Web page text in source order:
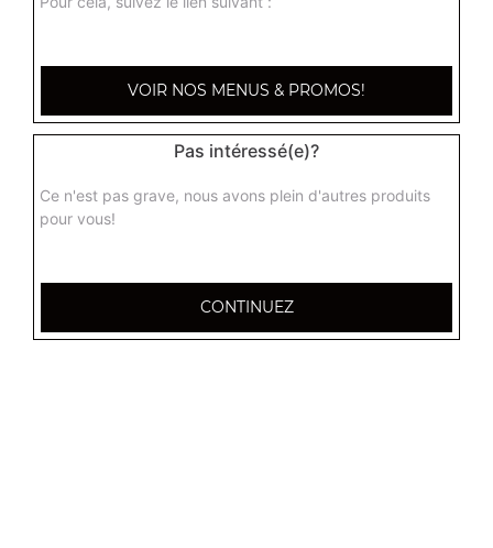
VOIR NOS MENUS & PROMOS!
Pas intéressé(e)?
Ce n'est pas grave, nous avons plein d'autres produits
pour vous!
CONTINUEZ